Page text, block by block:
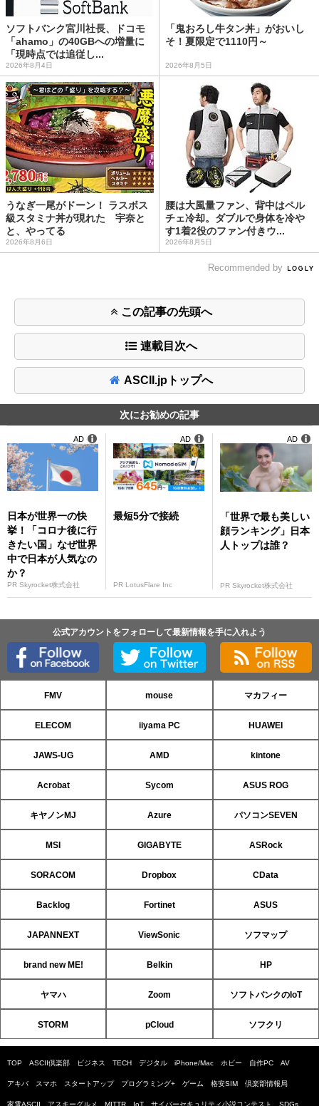
ソフトバンク宮川社長、ドコモ
「ahamo」の40GBへの増量に
「現時点では追従し...
2026年8月4日
「鬼おろし牛タン丼」がおいし
そ！夏限定で1110円～
2026年8月5日
うなぎ一尾がドーン！ ラスボス
級スタミナ丼が現れた 宇奈と
と、やってる
2026年8月6日
腰は大風量ファン、背中はペル
チェ冷却。ダブルで身体を冷や
す1着2役のファン付きウ...
2026年8月5日
Recommended by
この記事の先頭へ
連載目次へ
ASCII.jpトップへ
次にお勧めの記事
日本が世界一の快
挙！「コロナ後に行
きたい国」なぜ世界
中で日本が人気なの
か？
PR Skyrocket株式会社
AD
最短5分で接続
PR LotusFlare Inc
AD
「世界で最も美しい
顔ランキング」日本
人トップは誰？
PR Skyrocket株式会社
AD
公式アカウントをフォローして最新情報を手に入れよう
FMV mouse マカフィー
ELECOM iiyama PC HUAWEI
JAWS-UG AMD kintone
Acrobat Sycom ASUS ROG
キヤノンMJ Azure パソコンSEVEN
MSI GIGABYTE ASRock
SORACOM Dropbox CData
Backlog Fortinet ASUS
JAPANNEXT ViewSonic ソフマップ
brand new ME! Belkin HP
ヤマハ Zoom ソフトバンクのIoT
STORM pCloud ソフクリ
TOP ASCII倶楽部 ビジネス TECH デジタル iPhone/Mac ホビー 自作PC AV
アキバ スマホ スタートアップ プログラミング+ ゲーム 格安SIM 倶楽部情報局
家電ASCII アスキーグルメ MITTR IoT サイバーセキュリティ小説コンテスト SDGs